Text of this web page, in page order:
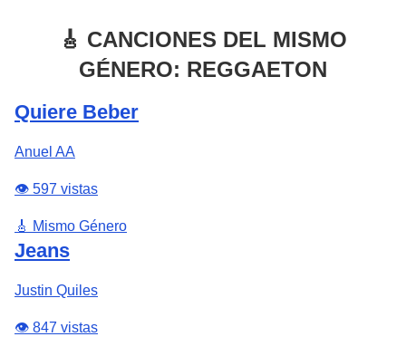
🎸 CANCIONES DEL MISMO
GÉNERO: REGGAETON
Quiere Beber
Anuel AA
👁️ 597 vistas
🎸 Mismo Género
Jeans
Justin Quiles
👁️ 847 vistas